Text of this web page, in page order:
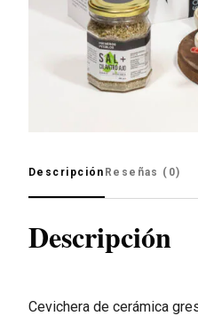
Descripción Reseñas (0)
Descripción
Cevichera de cerámica